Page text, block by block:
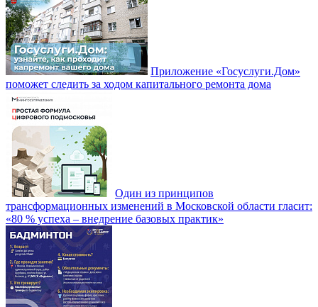
Приложение «Госуслуги.Дом»
поможет следить за ходом капитального ремонта дома
Один из принципов
трансформационных изменений в Московской области гласит:
«80 % успеха – внедрение базовых практик»